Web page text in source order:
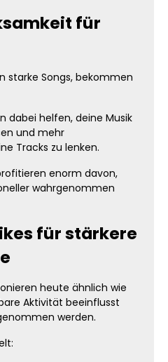
für
starke Songs, bekommen
dabei helfen, deine Musik
und mehr
Tracks zu lenken.
enorm davon,
wahrgenommen
für stärkere
heute ähnlich wie
Aktivität beeinflusst
werden.